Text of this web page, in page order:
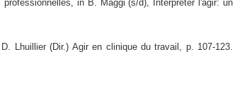
in B. Maggi (s/d), Interpréter l'agir: un
Lhuillier (Dir.) Agir en clinique du travail, p. 107-123.